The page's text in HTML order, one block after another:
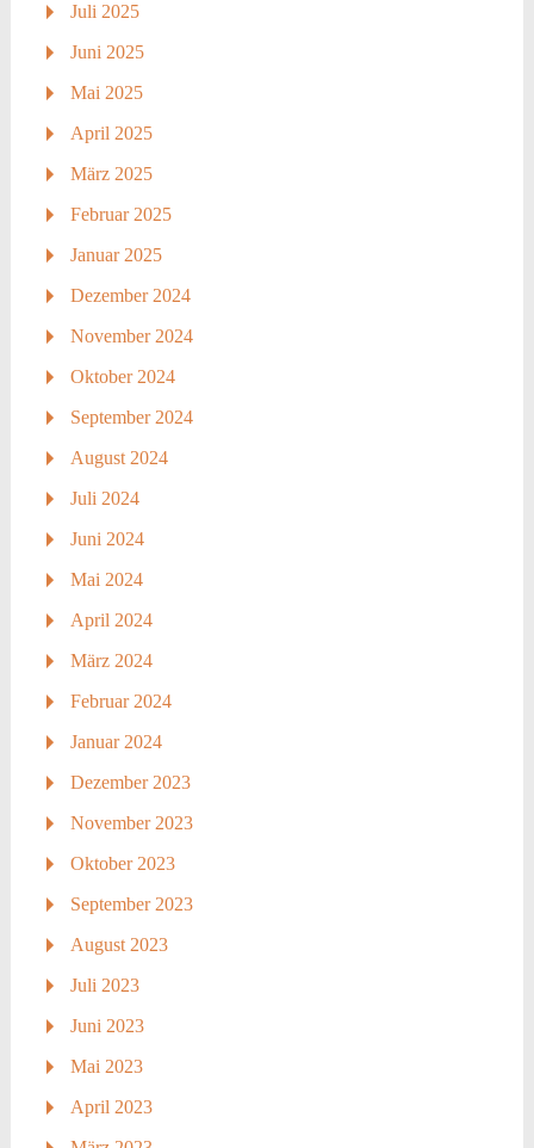
Juli 2025
Juni 2025
Mai 2025
April 2025
März 2025
Februar 2025
Januar 2025
Dezember 2024
November 2024
Oktober 2024
September 2024
August 2024
Juli 2024
Juni 2024
Mai 2024
April 2024
März 2024
Februar 2024
Januar 2024
Dezember 2023
November 2023
Oktober 2023
September 2023
August 2023
Juli 2023
Juni 2023
Mai 2023
April 2023